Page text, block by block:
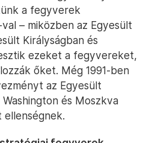
felé a hallgatóság már
Putyin zárásként ismét a
Szerinte a NATO már
hogy orosz légibázisok
a katonai szövetség –
Államok – célja pedig az,